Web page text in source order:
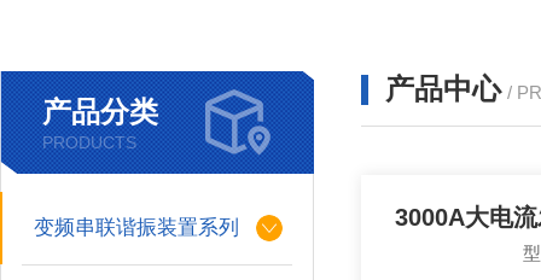
产品分类
PRODUCTS
变频串联谐振装置系列
产品中心 /
3000A大电